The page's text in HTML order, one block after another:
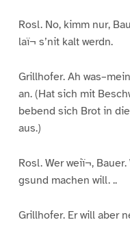
Rosl. No, kimm nur,
laï¬ s’nit kalt werdn.
Grillhofer. Ah
an. (Hat sich mit
bebend sich Brot in
aus.)
Rosl. Wer weiï¬,
gsund machen will. ..
Grillhofer. Er will aber